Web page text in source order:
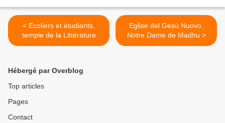
< Ecoliers et étudiants,
temple de la Littérature
Eglise del Gesù Nuovo,
Notre Dame de Madhu >
Hébergé par Overblog
Top articles
Pages
Contact